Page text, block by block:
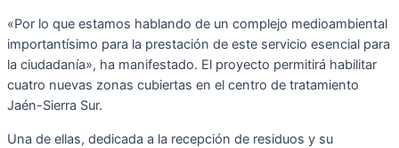
«Por lo que estamos hablando de un complejo medioambiental
importantísimo para la prestación de este servicio esencial para
la ciudadanía», ha manifestado. El proyecto permitirá habilitar
cuatro nuevas zonas cubiertas en el centro de tratamiento
Jaén-Sierra Sur.
Una de ellas, dedicada a la recepción de residuos y su